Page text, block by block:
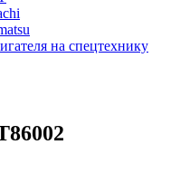
на спецтехнику